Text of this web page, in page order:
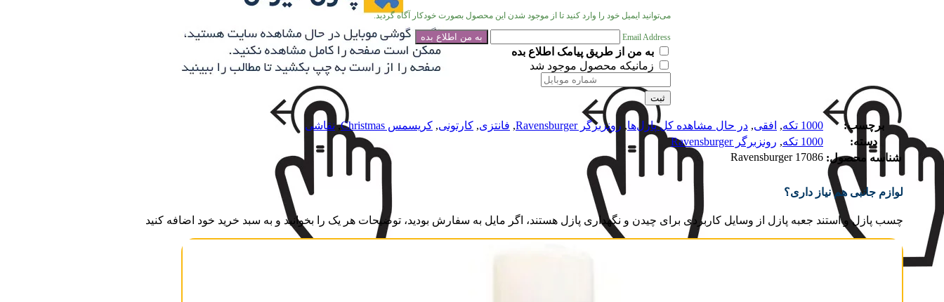
می‌توانید ایمیل خود را وارد کنید تا از موجود شدن این محصول بصورت خودکار آگاه گردید.
Email Address
به من از طریق پیامک اطلاع بده
زمانیکه محصول موجود شد
ثبت
برچسب: 1000 تکه , افقی, در حال مشاهده کل پازل‌ها, رونزبرگر Ravensburger , فانتزی, کارتونی, کریسمس Christmas ,نقاشی
دسته:
1000 تکه , رونزبرگر Ravensburger
شناسه محصول: Ravensburger 17086
لوازم جانبی هم نیاز داری؟
چسب پازل و استند جعبه پازل از وسایل کاربردی برای چیدن و نگهداری پازل هستند، اگر مایل به سفارش بودید، توضیحات هر یک را بخوانید و به سبد خرید خود اضافه کنید